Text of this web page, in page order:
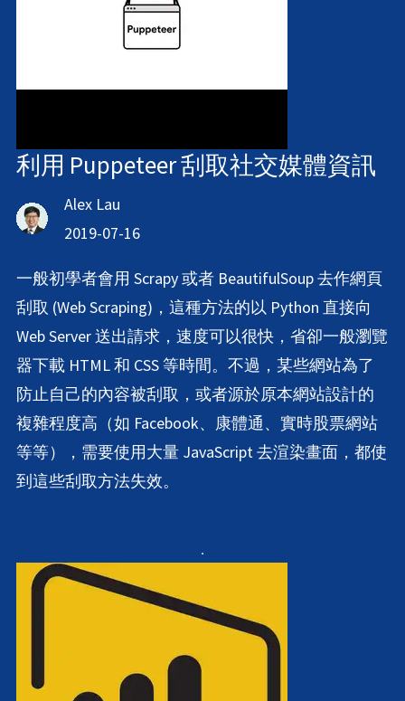
利用 Puppeteer 刮取社交媒體資訊
Alex Lau
2019-07-16
一般初學者會用 Scrapy 或者 BeautifulSoup 去作網頁
刮取 (Web Scraping)，這種方法的以 Python 直接向
Web Server 送出請求，速度可以很快，省卻一般瀏覽
器下載 HTML 和 CSS 等時間。不過，某些網站為了
防止自己的內容被刮取，或者源於原本網站設計的
複雜程度高（如 Facebook、康體通、實時股票網站
等等），需要使用大量 JavaScript 去渲染畫面，都使
到這些刮取方法失效。